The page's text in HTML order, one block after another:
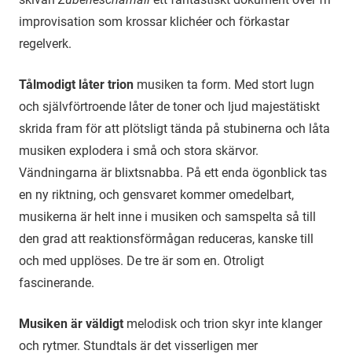
improvisation som krossar klichéer och förkastar
regelverk.
Tålmodigt låter trion musiken ta form. Med stort lugn
och självförtroende låter de toner och ljud majestätiskt
skrida fram för att plötsligt tända på stubinerna och låta
musiken explodera i små och stora skärvor.
Vändningarna är blixtsnabba. På ett enda ögonblick tas
en ny riktning, och gensvaret kommer omedelbart,
musikerna är helt inne i musiken och samspelta så till
den grad att reaktionsförmågan reduceras, kanske till
och med upplöses. De tre är som en. Otroligt
fascinerande.
Musiken är väldigt melodisk och trion skyr inte klanger
och rytmer. Stundtals är det visserligen mer